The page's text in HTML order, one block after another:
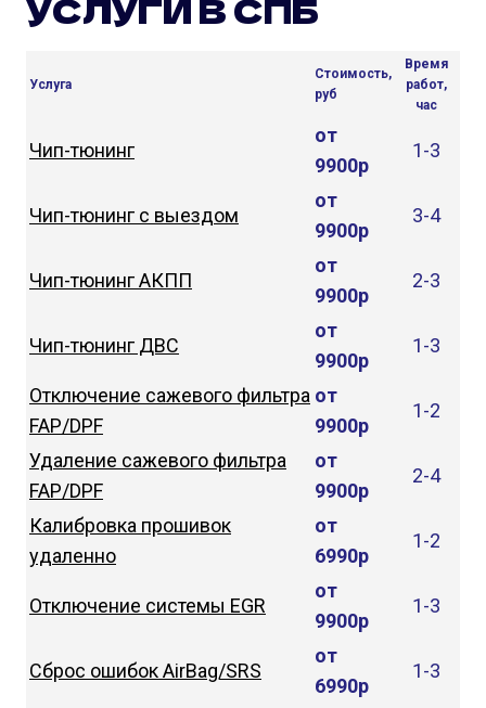
УСЛУГИ В СПБ
Услуга
Стоимость,
руб
Время
работ,
час
Чип-тюнинг
от
9900р
1-3
Чип-тюнинг с выездом
от
9900р
3-4
Чип-тюнинг АКПП
от
9900р
2-3
Чип-тюнинг ДВС
от
9900р
1-3
Отключение сажевого фильтра
FAP/DPF
от
9900р
1-2
Удаление сажевого фильтра
FAP/DPF
от
9900р
2-4
Калибровка прошивок
удаленно
от
6990р
1-2
Отключение системы EGR
от
9900р
1-3
Сброс ошибок AirBag/SRS
от
6990р
1-3